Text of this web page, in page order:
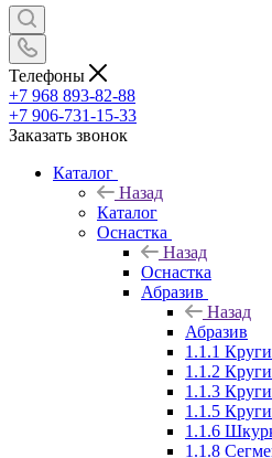
Телефоны
+7 968 893-82-88
+7 906-731-15-33
Заказать звонок
Каталог
Назад
Каталог
Оснастка
Назад
Оснастка
Абразив
Назад
Абразив
1.1.1
1.1.2
1.1.3
1.1.5
1.1.6
1.1.8